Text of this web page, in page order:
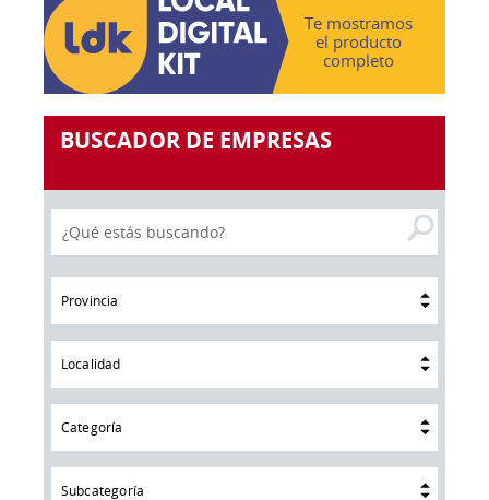
Te mostramos
el producto
completo
BUSCADOR DE EMPRESAS
Provincia
Localidad
Categoría
Subcategoría